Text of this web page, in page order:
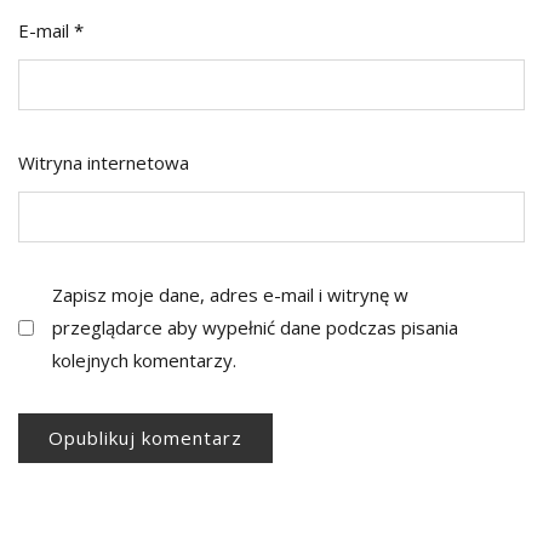
E-mail *
Witryna internetowa
Zapisz moje dane, adres e-mail i witrynę w
przeglądarce aby wypełnić dane podczas pisania
kolejnych komentarzy.